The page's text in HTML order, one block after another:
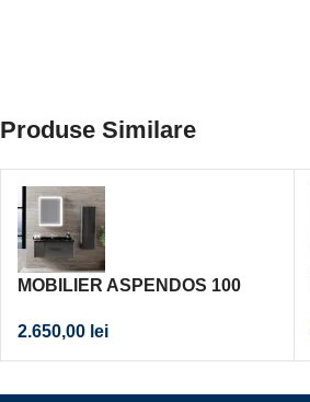
Produse Similare
MOBILIER ASPENDOS 100
2.650,00 lei